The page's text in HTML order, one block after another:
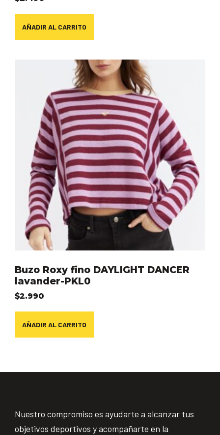
AÑADIR AL CARRITO
Buzo Roxy fino DAYLIGHT DANCER
lavander-PKL0
$2.990
AÑADIR AL CARRITO
Nuestro compromiso es ayudarte a alcanzar tus
objetivos deportivos y acompañarte en la